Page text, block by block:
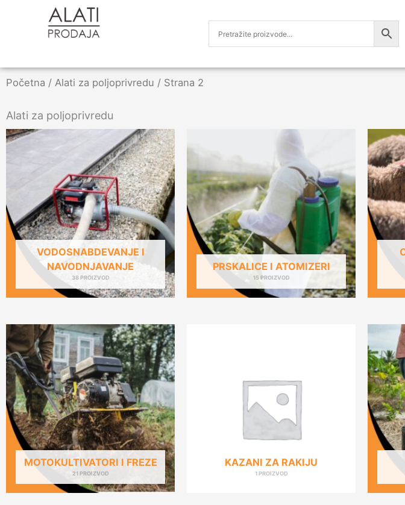
Početna / Alati za poljoprivredu / Strana 2
Alati za poljoprivredu
VODOSNABDEVANJE I
NAVODNJAVANJE
38 PROIZVOD
PRSKALICE I ATOMIZERI
15 PROIZVOD
MOTOKULTIVATORI I FREZE
21 PROIZVOD
KAZANI ZA RAKIJU
1 PROIZVOD